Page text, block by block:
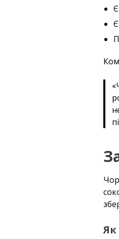
Як